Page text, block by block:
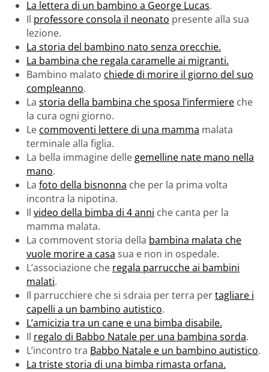
La lettera di un bambino a George Lucas.
Il professore consola il neonato presente alla sua
lezione.
La storia del bambino nato senza orecchie.
La bambina che regala caramelle ai migranti.
Bambino malato chiede di morire il giorno del suo
compleanno.
La storia della bambina che sposa l’infermiere che
la cura ogni giorno.
Le commoventi lettere di una mamma malata
terminale alla figlia.
La bella immagine delle gemelline nate mano nella
mano.
La foto della bisnonna che per la prima volta
incontra la nipotina.
Il video della bimba di 4 anni che canta per la
mamma malata.
La commovent storia della bambina malata che
vuole morire a casa sua e non in ospedale.
L’associazione che regala parrucche ai bambini
malati.
Il parrucchiere che si sdraia per terra pertagliare i
capelli a un bambino autistico.
L’amicizia tra un cane e una bimba disabile.
Il regalo di Babbo Natale per una bambina sorda.
L’incontro tra Babbo Natale e un bambino autistico.
La triste storia di una bimba rimasta orfana.